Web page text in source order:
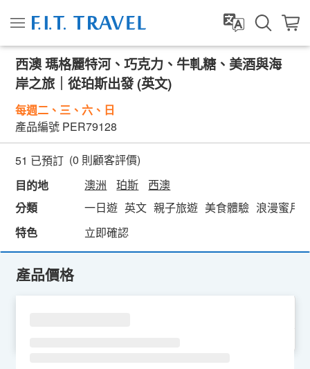
西澳 瑪格麗特河、巧克力、牛軋糖、美酒與海
岸之旅｜從珀斯出發 (英文)
每週二、三、六、日
產品編號 PER79128
51 已預訂 (0 則顧客評價)
目的地
澳洲 珀斯
西澳
分類
一日遊 英文 親子旅遊 美食體驗 浪漫蜜月
特色
立即確認
產品價格